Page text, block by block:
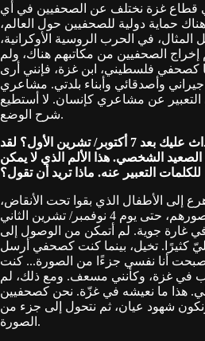
قطاع غزة نختلف عن الصحفيين في أي
حماية دولية للصحفيين حول العالم،
في الحرب الروسية الأوكرانية،
الصحفيين من مكاتبهم هناك، ولم
كصحفي فلسطيني، ابن غزة، فإنني أرى
وأصدقائي وأبناء بلدتي. مشاعري
عن مشاعري كإنسان. لا أستطيع
شرح الوضع.
كيف انعكست تطورات الأحداث عليك بعد 7 أكتوبر/ تشرين الأول؟ لقد
الشخصي. هذا الألم الذي لا يمكن
للكلمات التعبير عنه. ماذا تريد أن تقول؟
إلى الأطفال الذي بقوا تحت الأنقاض،
أساعد في إنقاذهم وألتقط صورهم، حتى يوم 4 نوفمبر/ تشرين الثاني
غارة جوية. لم أتمكن من الوصول إلى
كثيرًا. تخيل، بينما كنت كصحفي أرسل
أصبحت أنا نفسي جزءًا من الصورة... كنت
في غزة، وكأنني مسعف. ومع ذلك، لم
هذا ما نعيشه في غزّة. نحن كصحفيين
شهود عيان، ثم نتحول إلى جزء من
الصورة.